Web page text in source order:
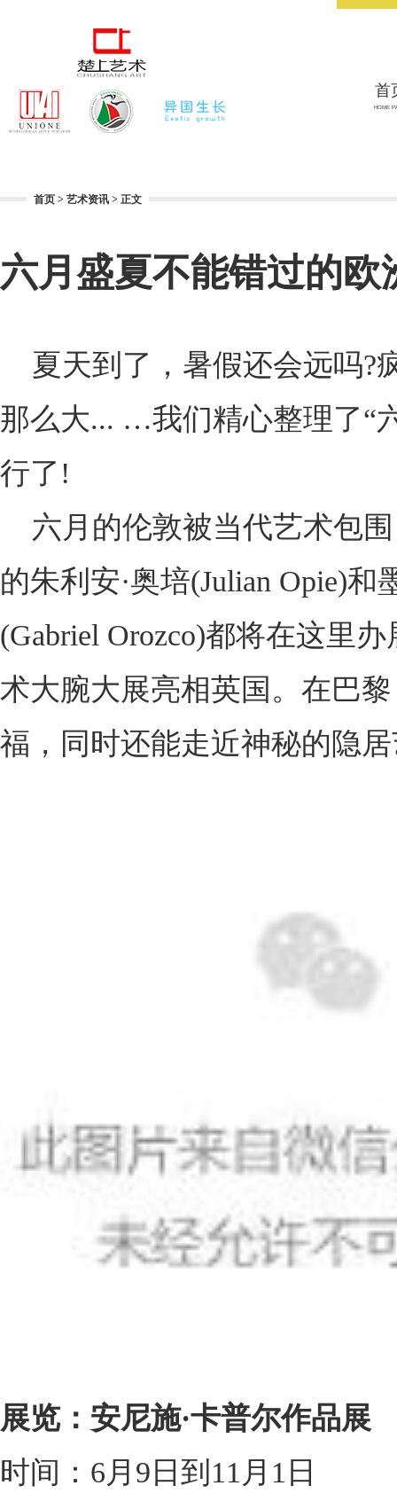
首
HOME
首页 > 艺术资讯 > 正文
六月盛夏不能错过的欧
夏天到了，暑假还会远吗?
那么大... …我们精心整理了“
行了!
六月的伦敦被当代艺术包
的朱利安·奥培(Julian Opie)
(Gabriel Orozco)都将在这里
术大腕大展亮相英国。在巴
福，同时还能走近神秘的隐居
展览：安尼施·卡普尔作品展
时间：6月9日到11月1日